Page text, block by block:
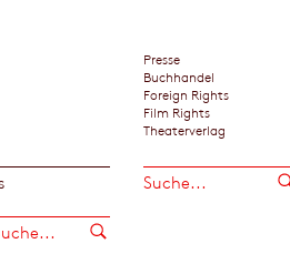
Presse
Buchhandel
Foreign Rights
Film Rights
Theaterverlag